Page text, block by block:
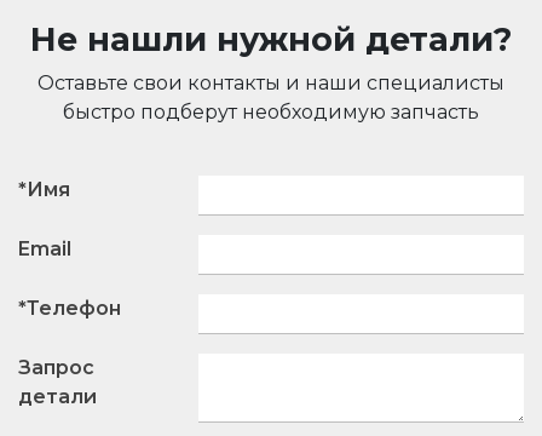
Не нашли нужной детали?
Оставьте свои контакты и наши специалисты
быстро подберут необходимую запчасть
*Имя
Email
*Телефон
Запрос
детали